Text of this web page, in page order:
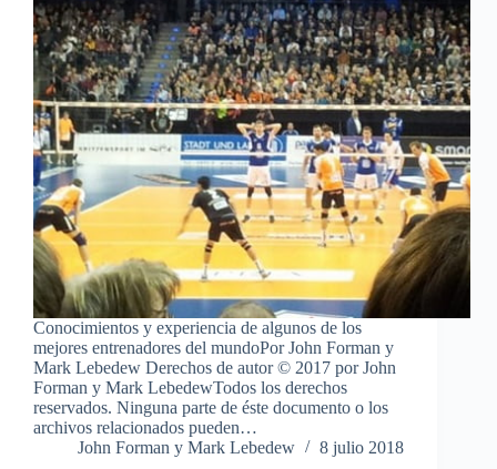
Conocimientos y experiencia de algunos de los
mejores entrenadores del mundoPor John Forman y
Mark Lebedew Derechos de autor © 2017 por John
Forman y Mark LebedewTodos los derechos
reservados. Ninguna parte de éste documento o los
archivos relacionados pueden…
John Forman y Mark Lebedew
8 julio 2018